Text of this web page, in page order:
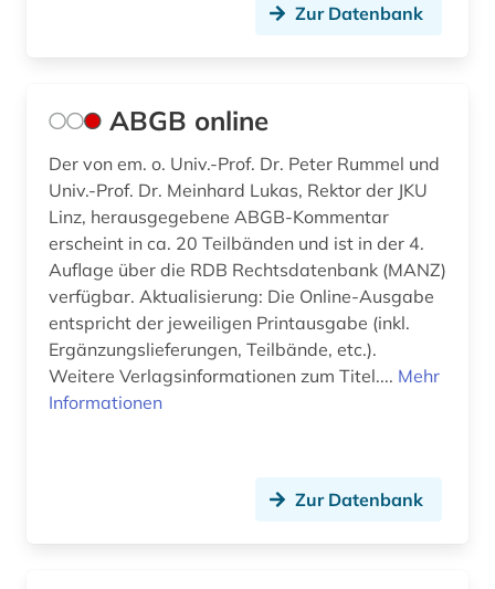
bbg (1)
beamtenrecht (15)
beamtenversorgungsgesetz (1)
beamter (1)
beamtstg (1)
beamtvg (1)
beeinträchtigung (1)
Zur Datenbank
ABGB online
Der von em. o. Univ.-Prof. Dr. Peter Rummel und
Univ.-Prof. Dr. Meinhard Lukas, Rektor der JKU
Linz, herausgegebene ABGB-Kommentar
erscheint in ca. 20 Teilbänden und ist in der 4.
Auflage über die RDB Rechtsdatenbank (MANZ)
verfügbar. Aktualisierung: Die Online-Ausgabe
entspricht der jeweiligen Printausgabe (inkl.
Ergänzungslieferungen, Teilbände, etc.).
Weitere Verlagsinformationen zum Titel.... Mehr
Informationen
Zur Datenbank